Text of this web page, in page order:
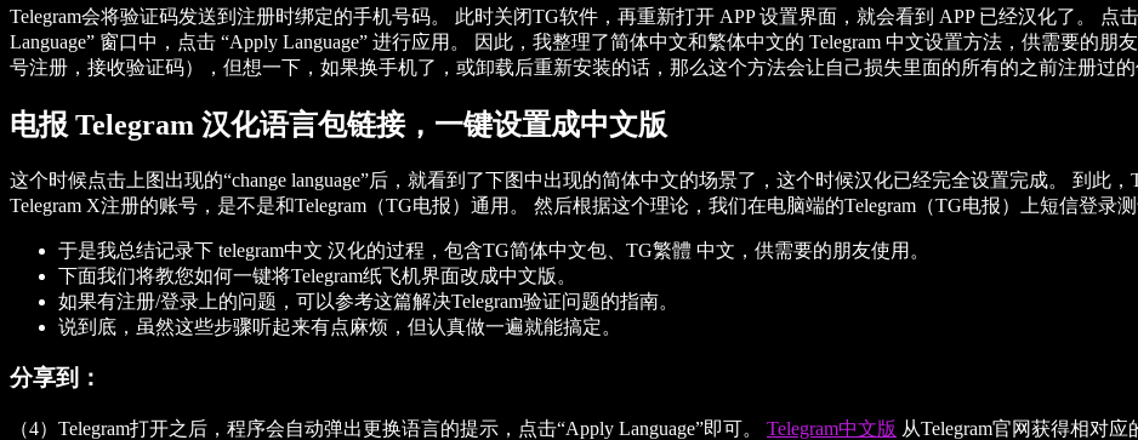
Telegram会将验证码发送到注册时绑定的手机号码。 此时关闭TG软件，再重新打开 APP 设置界面，就会看到 APP 已经汉化了。 点
Language” 窗口中，点击 “Apply Language” 进行应用。 因此，我整理了简体中文和繁体中文的 Telegram 中文设置方法，供需要的
号注册，接收验证码），但想一下，如果换手机了，或卸载后重新安装的话，那么这个方法会让自己损失里面的所有的之前注册过的
电报 Telegram 汉化语言包链接，一键设置成中文版
这个时候点击上图出现的“change language”后，就看到了下图中出现的简体中文的场景了，这个时候汉化已经完全设置完成。 到此
Telegram X注册的账号，是不是和Telegram（TG电报）通用。 然后根据这个理论，我们在电脑端的Telegram（TG电报）上短信登录测
于是我总结记录下 telegram中文 汉化的过程，包含TG简体中文包、TG繁體 中文，供需要的朋友使用。
下面我们将教您如何一键将Telegram纸飞机界面改成中文版。
如果有注册/登录上的问题，可以参考这篇解决Telegram验证问题的指南。
说到底，虽然这些步骤听起来有点麻烦，但认真做一遍就能搞定。
分享到：
（4）Telegram打开之后，程序会自动弹出更换语言的提示，点击“Apply Language”即可。 Telegram中文版 从Telegram官网获得相对